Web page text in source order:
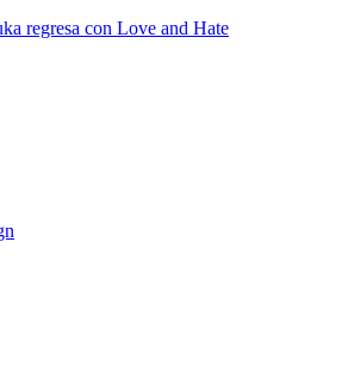
regresa con Love and Hate